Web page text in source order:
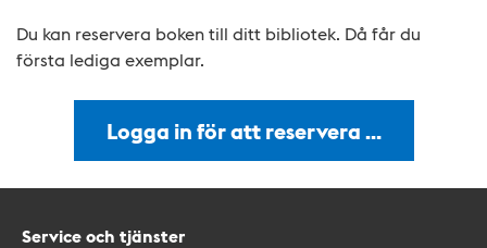
Du kan reservera boken till ditt bibliotek. Då får du
första lediga exemplar.
Logga in för att reservera …
Service och tjänster